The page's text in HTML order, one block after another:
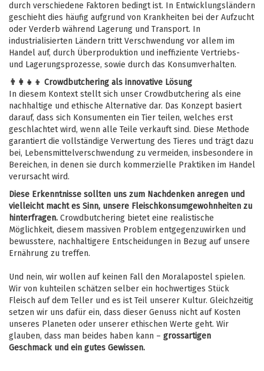
durch verschiedene Faktoren bedingt ist. In Entwicklungsländern
geschieht dies häufig aufgrund von Krankheiten bei der Aufzucht
oder Verderb während Lagerung und Transport. In
industrialisierten Ländern tritt Verschwendung vor allem im
Handel auf, durch Überproduktion und ineffiziente Vertriebs-
und Lagerungsprozesse, sowie durch das Konsumverhalten.
👨‍👩‍👧‍👦 Crowdbutchering als innovative Lösung
In diesem Kontext stellt sich unser Crowdbutchering als eine
nachhaltige und ethische Alternative dar. Das Konzept basiert
darauf, dass sich Konsumenten ein Tier teilen, welches erst
geschlachtet wird, wenn alle Teile verkauft sind. Diese Methode
garantiert die vollständige Verwertung des Tieres und trägt dazu
bei, Lebensmittelverschwendung zu vermeiden, insbesondere in
Bereichen, in denen sie durch kommerzielle Praktiken im Handel
verursacht wird.
Diese Erkenntnisse sollten uns zum Nachdenken anregen und
vielleicht macht es Sinn, unsere Fleischkonsumgewohnheiten zu
hinterfragen. Crowdbutchering bietet eine realistische
Möglichkeit, diesem massiven Problem entgegenzuwirken und
bewusstere, nachhaltigere Entscheidungen in Bezug auf unsere
Ernährung zu treffen.
Und nein, wir wollen auf keinen Fall den Moralapostel spielen.
Wir von kuhteilen schätzen selber ein hochwertiges Stück
Fleisch auf dem Teller und es ist Teil unserer Kultur. Gleichzeitig
setzen wir uns dafür ein, dass dieser Genuss nicht auf Kosten
unseres Planeten oder unserer ethischen Werte geht. Wir
glauben, dass man beides haben kann – grossartigen
Geschmack und ein gutes Gewissen.